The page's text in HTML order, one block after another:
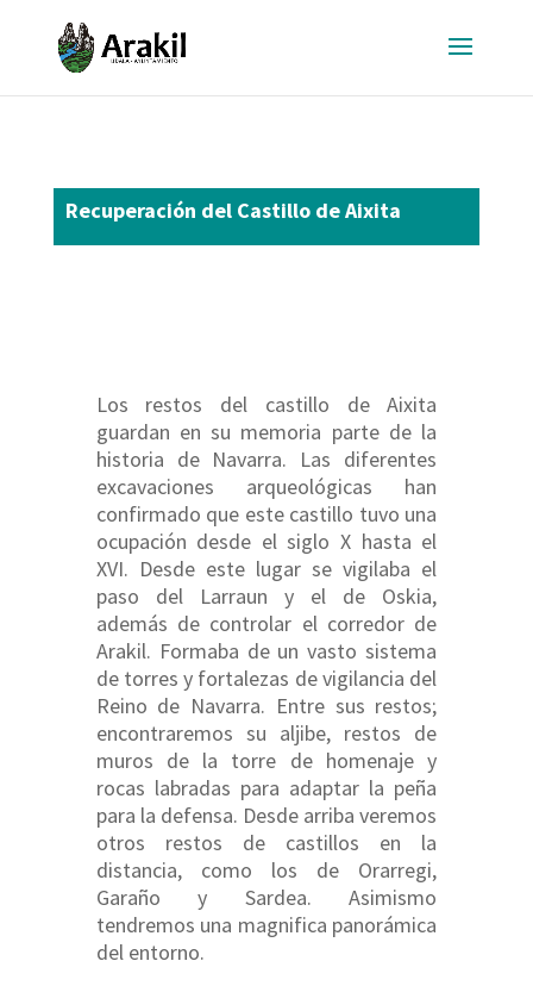
Recuperación del Castillo de Aixita
Los restos del castillo de Aixita
guardan en su memoria parte de la
historia de Navarra. Las diferentes
excavaciones arqueológicas han
confirmado que este castillo tuvo una
ocupación desde el siglo X hasta el
XVI. Desde este lugar se vigilaba el
paso del Larraun y el de Oskia,
además de controlar el corredor de
Arakil. Formaba de un vasto sistema
de torres y fortalezas de vigilancia del
Reino de Navarra. Entre sus restos;
encontraremos su aljibe, restos de
muros de la torre de homenaje y
rocas labradas para adaptar la peña
para la defensa. Desde arriba veremos
otros restos de castillos en la
distancia, como los de Orarregi,
Garaño y Sardea. Asimismo
tendremos una magnifica panorámica
del entorno.